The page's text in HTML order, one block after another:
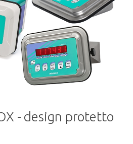
- design protetto